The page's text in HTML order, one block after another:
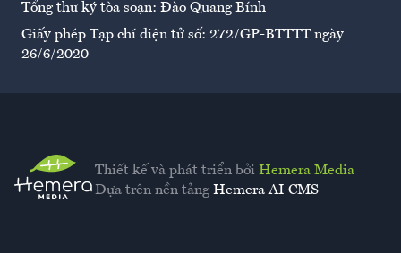
Tổng thư ký tòa soạn: Đào Quang Bính
Giấy phép Tạp chí điện tử số: 272/GP-BTTTT ngày
26/6/2020
Thiết kế và phát triển bởi Hemera Media
Dựa trên nền tảng Hemera AI CMS